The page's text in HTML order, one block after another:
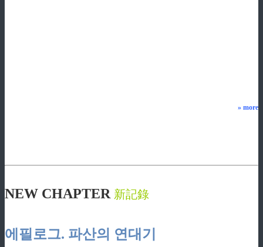
» more
NEW CHAPTER 新記錄
에필로그. 파산의 연대기